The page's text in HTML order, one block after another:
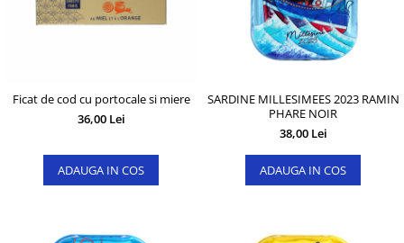
Ficat de cod cu portocale si miere
36,00 Lei
ADAUGA IN COS
SARDINE MILLESIMEES 2023 RAMIN
PHARE NOIR
38,00 Lei
ADAUGA IN COS